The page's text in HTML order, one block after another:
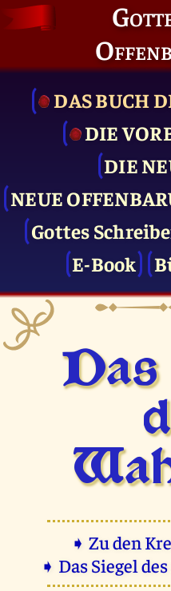
DAS BUCH
DIE
DIE
NEUE
Gottes
E-Book
Das
➧ Zu den
➧ Das Siegel